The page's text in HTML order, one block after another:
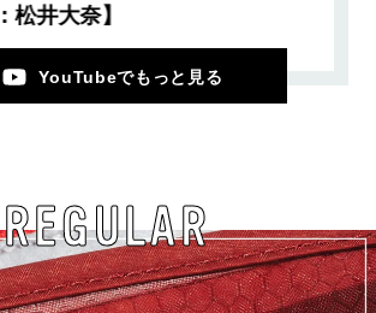
松井大奈】
YouTubeでもっと見る
REGULAR